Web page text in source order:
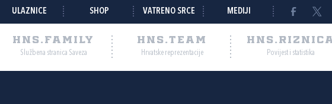
ULAZNICE SHOP VATRENO SRCE MEDIJI
HNS.FAMILY
Službena stranica Saveza
HNS.TEAM
Hrvatske reprezentacije Povijest i statistika